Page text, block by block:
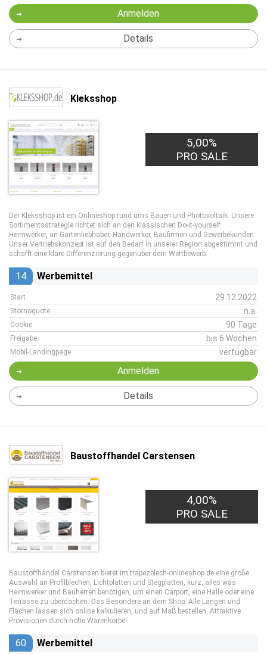
Anmelden
Details
Kleksshop
5,00%
PRO SALE
Der Kleksshop ist ein Onlineshop rund ums Bauen und Photovoltaik. Unsere
Sortimentsstrategie richtet sich an den klassischen Do-it-yourself
Heimwerker, an Gartenliebhaber, Handwerker, Baufirmen und Gewerbekunden.
Unser Vertriebskonzept ist auf den Bedarf in unserer Region abgestimmt und
schafft eine klare Differenzierung gegenüber dem Wettbewerb.
14 Werbemittel
Start 29.12.2022
Stornoquote n.a.
Cookie 90 Tage
Freigabe bis 6 Wochen
Mobil-Landingpage verfügbar
Anmelden
Details
Baustoffhandel Carstensen
4,00%
PRO SALE
Baustoffhandel Carstensen bietet im trapezblech-onlineshop.de eine große
Auswahl an Profilblechen, Lichtplatten und Stegplatten, kurz, alles was
Heimwerker und Bauherren benötigen, um einen Carport, eine Halle oder eine
Terrasse zu überdachen. Das Besondere an dem Shop: Alle Längen und
Flächen lassen sich online kalkulieren, und auf Maß bestellen. Attraktive
Provisionen durch hohe Warenkörbe!
60 Werbemittel